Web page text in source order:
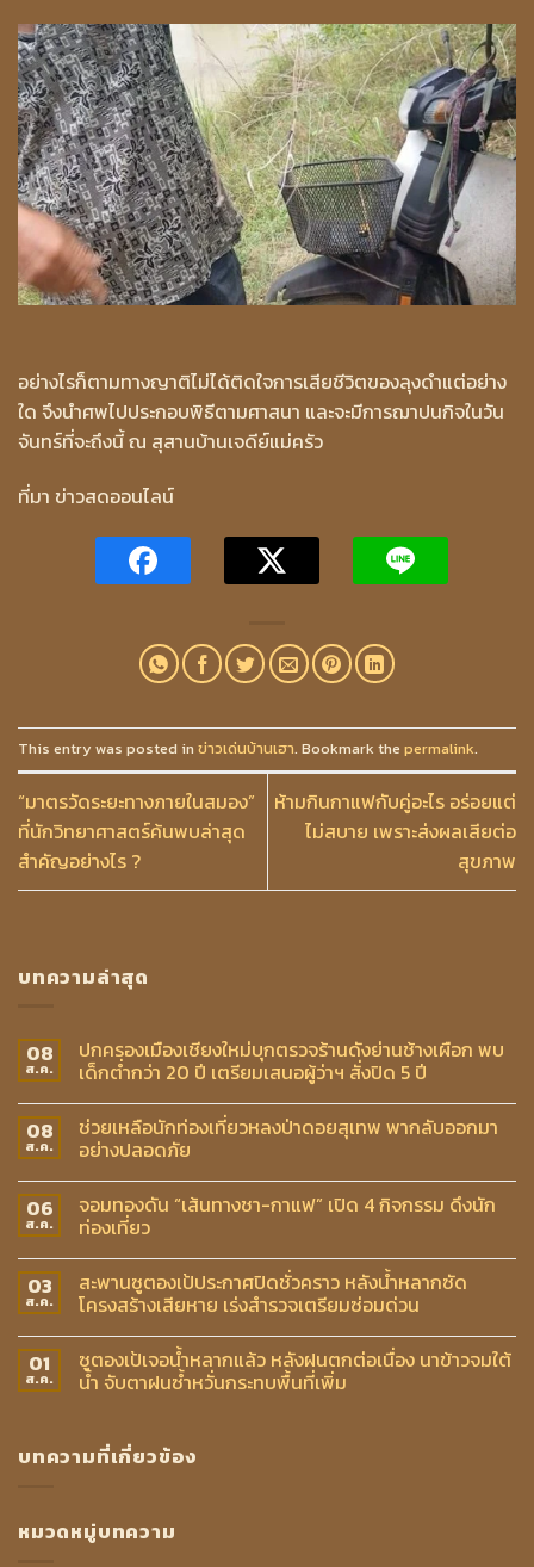
อย่างไรก็ตามทางญาติไม่ได้ติดใจการเสียชีวิตของลุงดำแต่อย่าง
ใด จึงนำศพไปประกอบพิธีตามศาสนา และจะมีการฌาปนกิจในวัน
จันทร์ที่จะถึงนี้ ณ สุสานบ้านเจดีย์แม่ครัว
ที่มา ข่าวสดออนไลน์
This entry was posted in ข่าวเด่นบ้านเฮา. Bookmark the permalink.
“มาตรวัดระยะทางภายในสมอง”
ที่นักวิทยาศาสตร์ค้นพบล่าสุด
สำคัญอย่างไร ?
ห้ามกินกาแฟกับคู่อะไร อร่อยแต่
ไม่สบาย เพราะส่งผลเสียต่อ
สุขภาพ
บทความล่าสุด
08
ส.ค.
ปกครองเมืองเชียงใหม่บุกตรวจร้านดังย่านช้างเผือก พบ
เด็กต่ำกว่า 20 ปี เตรียมเสนอผู้ว่าฯ สั่งปิด 5 ปี
08
ส.ค.
ช่วยเหลือนักท่องเที่ยวหลงป่าดอยสุเทพ พากลับออกมา
อย่างปลอดภัย
06
ส.ค.
จอมทองดัน “เส้นทางชา-กาแฟ” เปิด 4 กิจกรรม ดึงนัก
ท่องเที่ยว
03
ส.ค.
สะพานซูตองเป้ประกาศปิดชั่วคราว หลังน้ำหลากซัด
โครงสร้างเสียหาย เร่งสำรวจเตรียมซ่อมด่วน
01
ส.ค.
ซูตองเป้เจอน้ำหลากแล้ว หลังฝนตกต่อเนื่อง นาข้าวจมใต้
น้ำ จับตาฝนซ้ำหวั่นกระทบพื้นที่เพิ่ม
บทความที่เกี่ยวข้อง
หมวดหมู่บทความ